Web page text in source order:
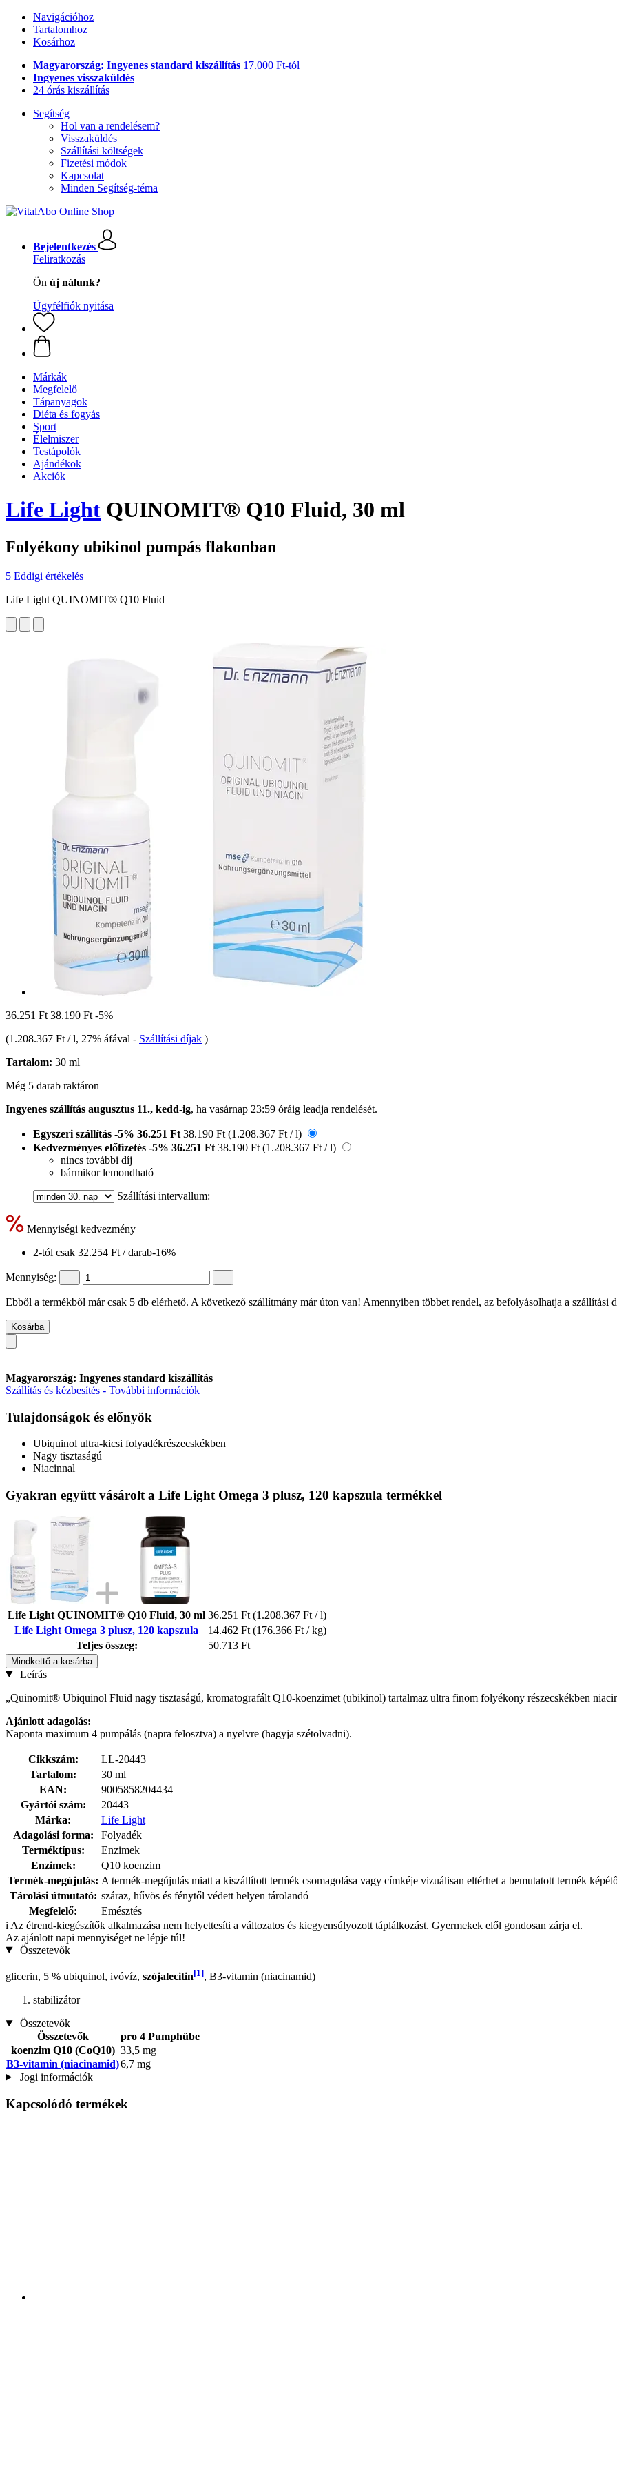
Navigációhoz
Tartalomhoz
Kosárhoz
Magyarország: Ingyenes standard kiszállítás 17.000 Ft-tól
Ingyenes visszaküldés
24 órás kiszállítás
Segítség
Hol van a rendelésem?
Visszaküldés
Szállítási költségek
Fizetési módok
Kapcsolat
Minden Segítség-téma
Bejelentkezés
Feliratkozás
Ön új nálunk?
Ügyfélfiók nyitása
Márkák
Megfelelő
Tápanyagok
Diéta és fogyás
Sport
Élelmiszer
Testápolók
Ajándékok
Akciók
Life Light QUINOMIT® Q10 Fluid, 30 ml
Folyékony ubikinol pumpás flakonban
5 Eddigi értékelés
Life Light QUINOMIT® Q10 Fluid
36.251 Ft 38.190 Ft -5%
(1.208.367 Ft / l, 27% áfával - Szállítási díjak )
Tartalom: 30 ml
Még 5 darab raktáron
Ingyenes szállítás augusztus 11., kedd-ig, ha vasárnap 23:59 óráig leadja rendelését.
Egyszeri szállítás -5% 36.251 Ft 38.190 Ft (1.208.367 Ft / l)
Kedvezményes előfizetés -5% 36.251 Ft 38.190 Ft (1.208.367 Ft / l)
nincs további díj
bármikor lemondható
Szállítási intervallum:
Mennyiségi kedvezmény
2-tól csak 32.254 Ft / darab-16%
Mennyiség:
Ebből a termékből már csak 5 db elérhető. A következő szállítmány már úton van! Amennyiben többet rendel, az befolyásolhatja a szállítási
Kosárba
Magyarország: Ingyenes standard kiszállítás
Szállítás és kézbesítés - További információk
Tulajdonságok és előnyök
Ubiquinol ultra-kicsi folyadékrészecskékben
Nagy tisztaságú
Niacinnal
Gyakran együtt vásárolt a Life Light Omega 3 plusz, 120 kapszula termékkel
Life Light QUINOMIT® Q10 Fluid, 30 ml 36.251 Ft (1.208.367 Ft / l)
Life Light Omega 3 plusz, 120 kapszula
14.462 Ft (176.366 Ft / kg)
Teljes összeg:
50.713 Ft
Mindkettő a kosárba
Leírás
„Quinomit® Ubiquinol Fluid nagy tisztaságú, kromatografált Q10-koenzimet (ubikinol) tartalmaz ultra finom folyékony részecskékben
Ajánlott adagolás:
Naponta maximum 4 pumpálás (napra felosztva) a nyelvre (hagyja szétolvadni).
Cikkszám:
LL-20443
Tartalom:
30 ml
EAN:
9005858204434
Gyártói szám:
20443
Márka:
Life Light
Adagolási forma:
Folyadék
Terméktípus:
Enzimek
Enzimek:
Q10 koenzim
Termék-megújulás: A termék-megújulás miatt a kiszállított termék csomagolása vagy címkéje vizuálisan eltérhet a bemutatott termék
Tárolási útmutató: száraz, hűvös és fénytől védett helyen tárolandó
Megfelelő:
Emésztés
i Az étrend-kiegészítők alkalmazása nem helyettesíti a változatos és kiegyensúlyozott táplálkozást. Gyermekek elől gondosan zárja el.
Az ajánlott napi mennyiséget ne lépje túl!
Összetevők
glicerin, 5 % ubiquinol, ivóvíz, szójalecitin[1], B3-vitamin (niacinamid)
stabilizátor
Összetevők
Összetevők
pro 4 Pumphübe
koenzim Q10 (CoQ10) 33,5 mg
B3-vitamin (niacinamid)6,7 mg
Jogi információk
Kapcsolódó termékek